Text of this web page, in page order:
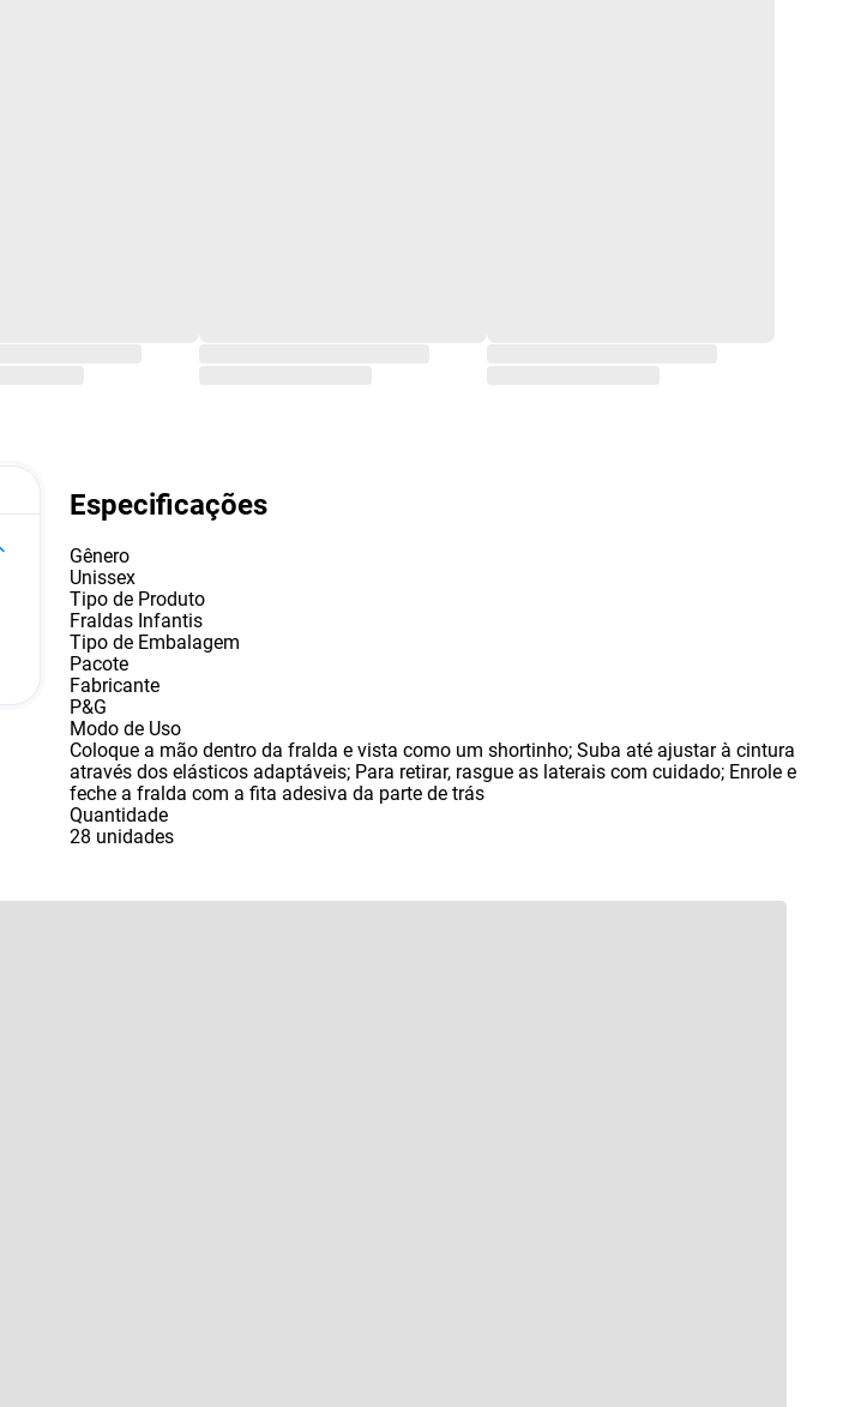
Especificações
Gênero
Unissex
Tipo de Produto
Fraldas Infantis
Tipo de Embalagem
Pacote
Fabricante
P&G
Modo de Uso
Coloque a mão dentro da fralda e vista como um shortinho; Suba até ajustar à cintura
através dos elásticos adaptáveis; Para retirar, rasgue as laterais com cuidado; Enrole e
feche a fralda com a fita adesiva da parte de trás
Quantidade
28 unidades